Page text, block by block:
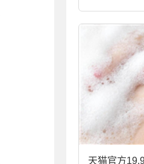
天猫官方